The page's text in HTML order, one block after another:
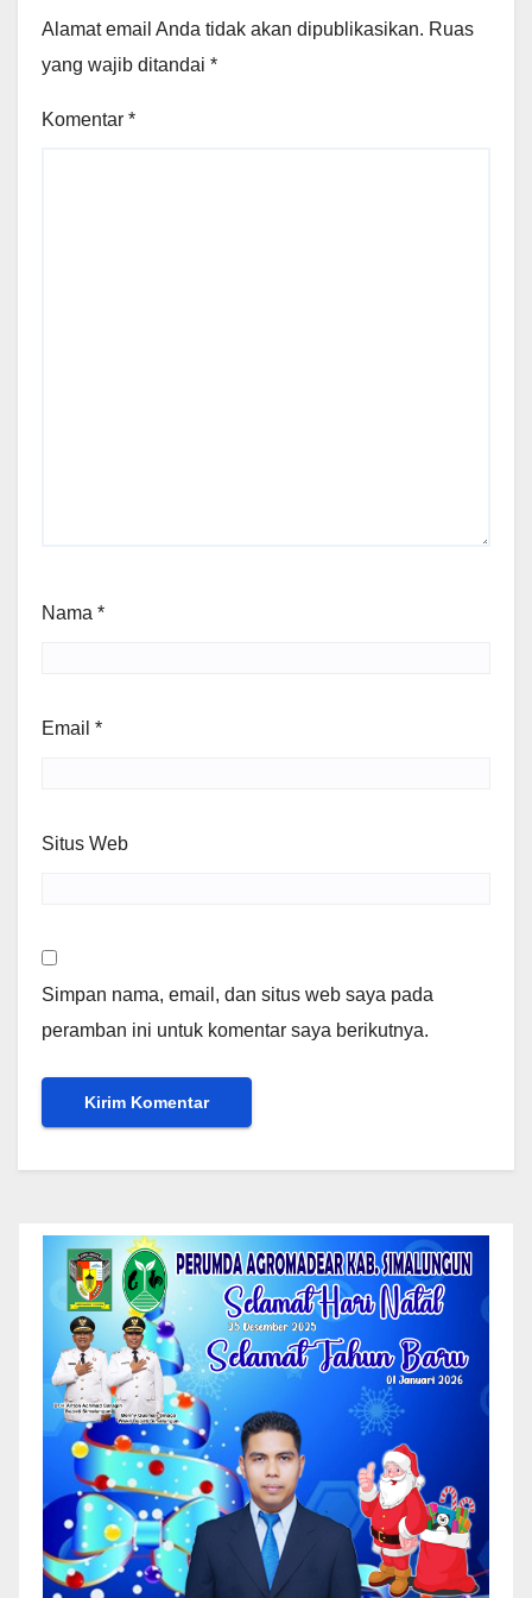
Alamat email Anda tidak akan dipublikasikan. Ruas
yang wajib ditandai *
Komentar *
Nama *
Email *
Situs Web
Simpan nama, email, dan situs web saya pada
peramban ini untuk komentar saya berikutnya.